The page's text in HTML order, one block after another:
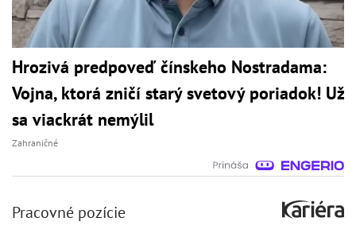
Hrozivá predpoveď čínskeho Nostradama:
Vojna, ktorá zničí starý svetový poriadok! Už
sa viackrát nemýlil
Zahraničné
Pracovné pozície